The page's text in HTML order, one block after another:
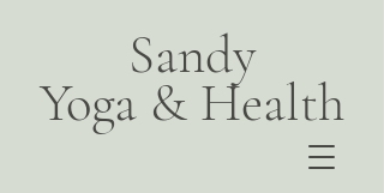
Sandy
Yoga & Health